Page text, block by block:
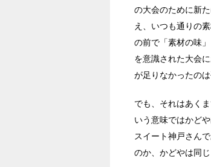
の大会のために新
え、いつも通りの
の前で「素材の味
を意識された大会
が足りなかったのは
でも、それはあく
いう意味ではかど
スイート神戸さん
のか、かどやは同